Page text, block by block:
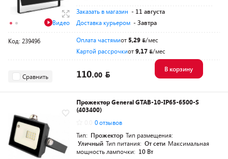
Видео
Заказать в магазин - 11 августа
Доставка курьером - Завтра
Код: 239496 Оплата частямиот 5,29
/мес
Картой рассрочкиот9,17 /мес
Сравнить 110.00
В корзину
Прожектор General GTAB-10-IP65-6500-S
(403400)
0 отзывов
Тип: Прожектор Тип размещения:
Уличный Тип питания: От сети Максимальная
мощность лампочки: 10 Вт